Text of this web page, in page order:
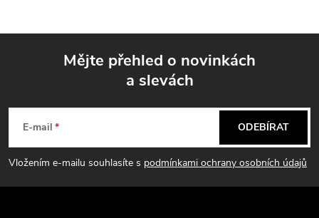
ý
u
p
a
Mějte přehled o novinkách
a slevách
E-mail
Vložením e-mailu souhlasíte s podmínkami ochrany osobních údajů
ODEBÍRAT